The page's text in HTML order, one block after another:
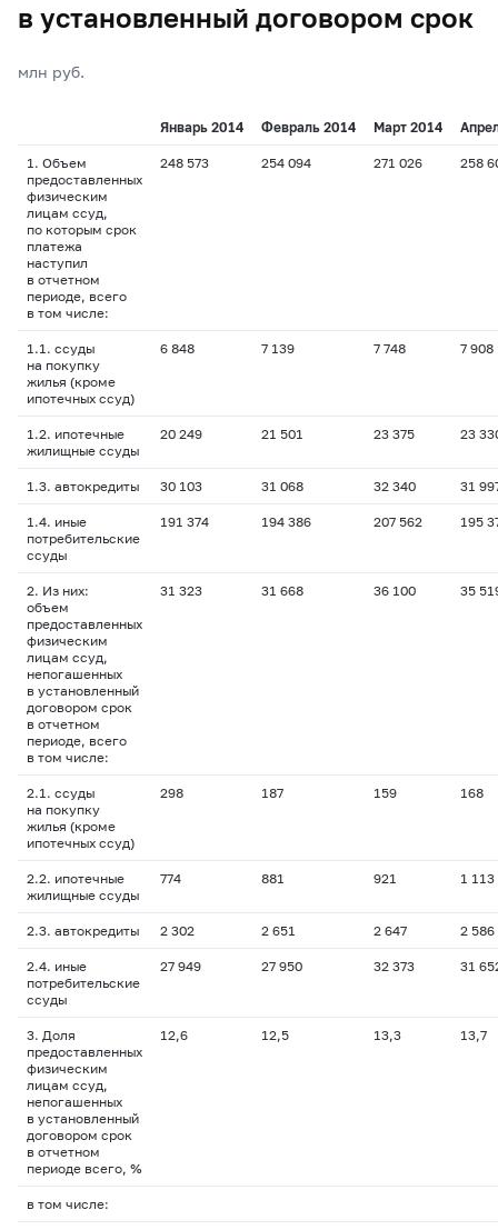
в установленный договором срок
млн руб.
Январь 2014 Февраль 2014 Март 2014
1. Объем
предоставленных
физическим
лицам ссуд,
по которым срок
платежа
наступил
в отчетном
периоде, всего
в том числе:
248 573 254 094 271 026 258
1.1. ссуды
на покупку
жилья (кроме
ипотечных ссуд)
6 848 7 139 7 748 7 908
1.2. ипотечные
жилищные ссуды
20 249 21 501 23 375 23
1.3. автокредиты 30 103 31 068 32 340 31
1.4. иные
потребительские
ссуды
191 374 194 386 207 562 195
2. Из них:
объем
предоставленных
физическим
лицам ссуд,
непогашенных
в установленный
договором срок
в отчетном
периоде, всего
в том числе:
31 323 31 668 36 100 35
2.1. ссуды
на покупку
жилья (кроме
ипотечных ссуд)
298 187 159 168
2.2. ипотечные
жилищные ссуды
774 881 921 1 113
2.3. автокредиты 2 302 2 651 2 647 2 586
2.4. иные
потребительские
ссуды
27 949 27 950 32 373 31
3. Доля
предоставленных
физическим
лицам ссуд,
непогашенных
в установленный
договором срок
в отчетном
периоде всего, %
12,6 12,5 13,3 13,7
в том числе: